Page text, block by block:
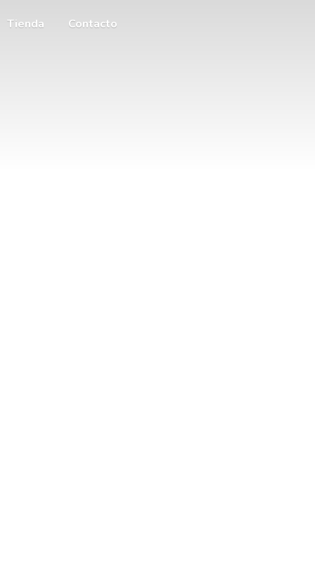
Tienda Contacto